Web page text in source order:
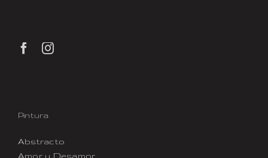
Pintura
Abstracto
Amor y Desamor